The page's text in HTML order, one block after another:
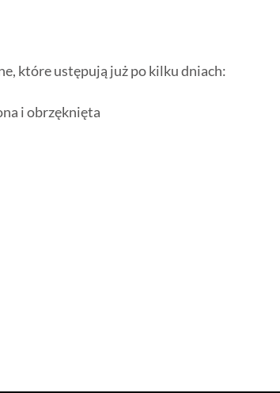
które ustępują już po kilku dniach:
i obrzęknięta